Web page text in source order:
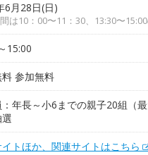
6月28日(日)
は10：00〜11：30、13:30〜
15:00
参加無料
年長～小6までの親子20組（
トほか、関連サイトはこちら